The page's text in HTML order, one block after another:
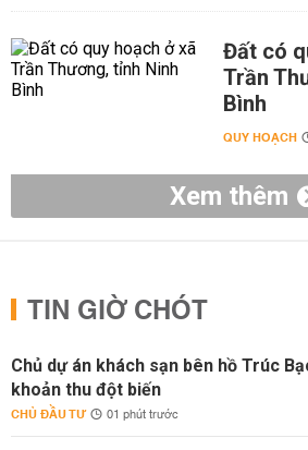
Đất có
Trần
Bình
QUY HOẠCH
Xem thêm
TIN GIỜ CHÓT
Chủ dự án khách sạn bên hồ Trúc
khoản thu đột biến
CHỦ ĐẦU TƯ 01 phút trước